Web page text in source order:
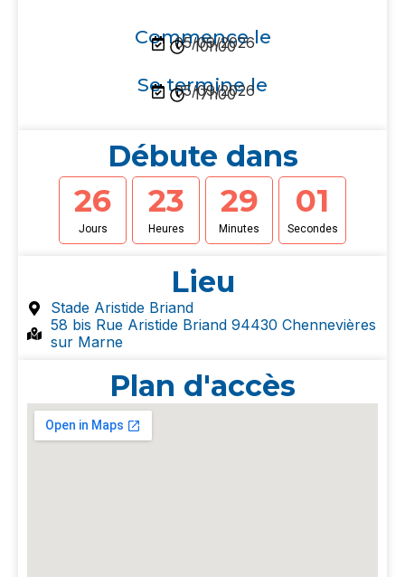
Commence le
05/09/2026
10h00
Se termine le
05/09/2026
17h00
Débute dans
26
Jours
23
Heures
29
Minutes
00
Secondes
Lieu
Stade Aristide Briand
58 bis Rue Aristide Briand 94430 Chennevières
sur Marne
Plan d'accès